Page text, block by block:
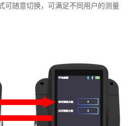
可随意切换，可满足不同用户的测量